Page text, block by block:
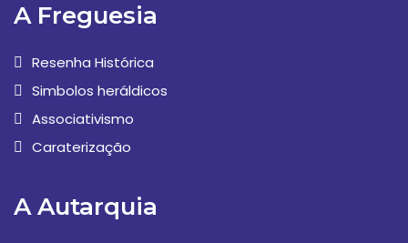
A Freguesia
Resenha Histórica
Simbolos heráldicos
Associativismo
Caraterização
A Autarquia